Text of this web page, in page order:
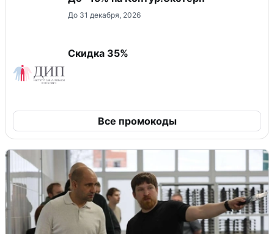
До 31 декабря, 2026
Скидка 35%
Все промокоды